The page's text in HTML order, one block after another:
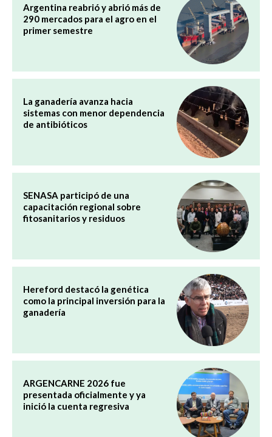
Argentina reabrió y abrió más de
290 mercados para el agro en el
primer semestre
La ganadería avanza hacia
sistemas con menor dependencia
de antibióticos
SENASA participó de una
capacitación regional sobre
fitosanitarios y residuos
Hereford destacó la genética
como la principal inversión para la
ganadería
ARGENCARNE 2026 fue
presentada oficialmente y ya
inició la cuenta regresiva